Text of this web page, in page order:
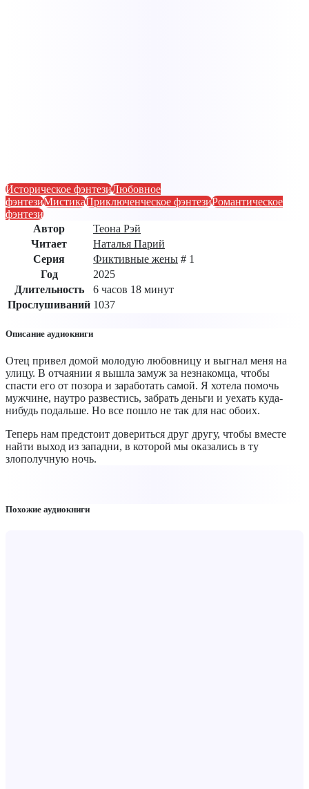
Историческое фэнтезиЛюбовное
фэнтезиМистикаПриключенческое фэнтезиРомантическое
фэнтези
Автор
Теона Рэй
Читает
Наталья Парий
Серия
Фиктивные жены # 1
Год
2025
Длительность
6 часов 18 минут
Прослушиваний 1037
Описание аудиокниги
Отец привел домой молодую любовницу и выгнал меня на
улицу. В отчаянии я вышла замуж за незнакомца, чтобы
спасти его от позора и заработать самой. Я хотела помочь
мужчине, наутро развестись, забрать деньги и уехать куда-
нибудь подальше. Но все пошло не так для нас обоих.
Теперь нам предстоит довериться друг другу, чтобы вместе
найти выход из западни, в которой мы оказались в ту
злополучную ночь.
Похожие аудиокниги